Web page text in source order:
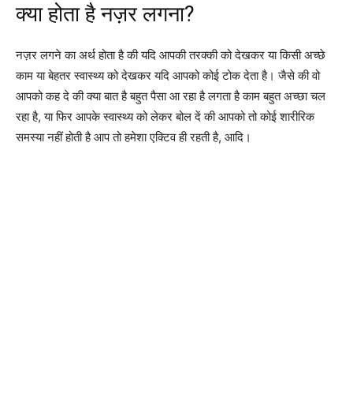
क्या होता है नज़र लगना?
नज़र लगने का अर्थ होता है की यदि आपकी तरक्की को देखकर या किसी अच्छे
काम या बेहतर स्वास्थ्य को देखकर यदि आपको कोई टोक देता है। जैसे की वो
आपको कह दे की क्या बात है बहुत पैसा आ रहा है लगता है काम बहुत अच्छा चल
रहा है, या फिर आपके स्वास्थ्य को लेकर बोल दें की आपको तो कोई शारीरिक
समस्या नहीं होती है आप तो हमेशा एक्टिव ही रहती है, आदि।